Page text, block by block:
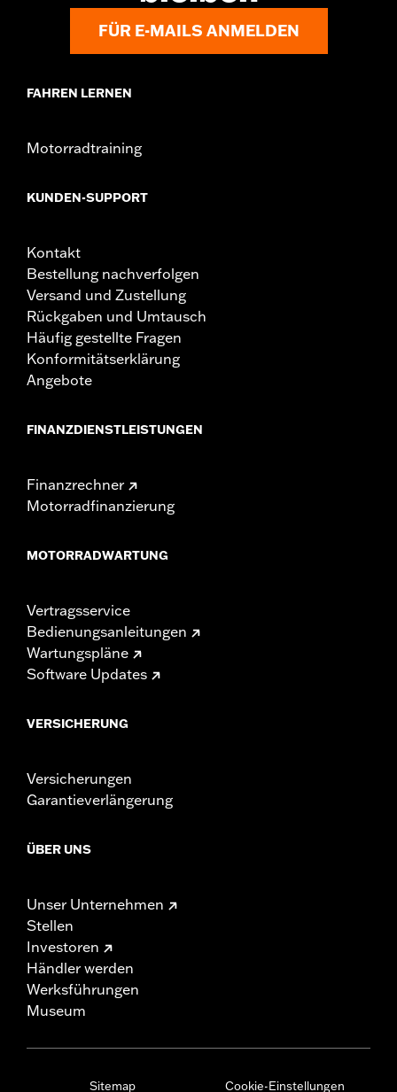
FÜR E-MAILS ANMELDEN
FAHREN LERNEN
Motorradtraining
KUNDEN-SUPPORT
Kontakt
Bestellung nachverfolgen
Versand und Zustellung
Rückgaben und Umtausch
Häufig gestellte Fragen
Konformitätserklärung
Angebote
FINANZDIENSTLEISTUNGEN
Finanzrechner
Motorradfinanzierung
MOTORRADWARTUNG
Vertragsservice
Bedienungsanleitungen
Wartungspläne
Software Updates
VERSICHERUNG
Versicherungen
Garantieverlängerung
ÜBER UNS
Unser Unternehmen
Stellen
Investoren
Händler werden
Werksführungen
Museum
Sitemap Cookie-Einstellungen